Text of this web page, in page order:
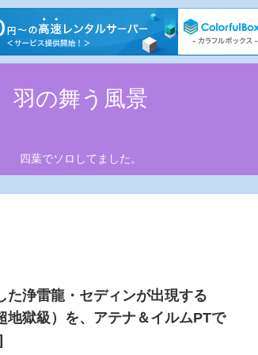
羽の舞う風景
四葉でソロしてました。
た浄雷龍・セディンが出現する
地獄級）を、アテナ＆イルムPTで